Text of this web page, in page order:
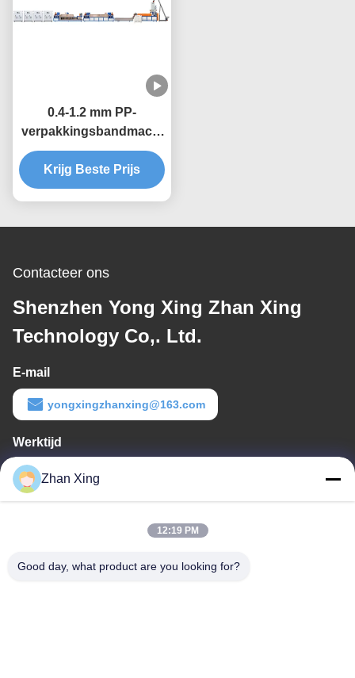
0.4-1.2 mm PP-
verpakkingsbandmachi
ne met dubbele schroef
extrusieproductielijn
Krijg Beste Prijs
Contacteer ons
Shenzhen Yong Xing Zhan Xing
Technology Co,. Ltd.
E-mail
yongxingzhanxing@163.com
Werktijd
8:00-20:00
Ons adres
de bijlage bij Verordening (EG) nr. 1225/2009 vermelde
Zhan Xing
12:19 PM
Good day, what product are you looking for?